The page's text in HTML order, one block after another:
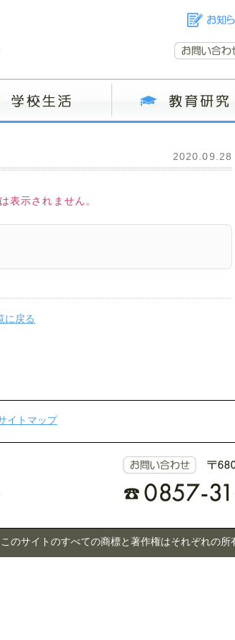
2020.09.28
表示されません。
に戻る
イトマップ
サイトのすべての商標と著作権はそれぞれの所